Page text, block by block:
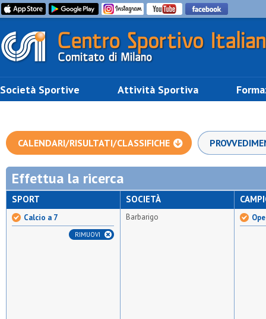
Società Sportive Attività Sportiva
CALENDARI/RISULTATI/CLASSIFICHE
Effettua la ricerca
SPORT
Calcio a 7
RIMUOVI
SOCIETÀ
Barbarigo